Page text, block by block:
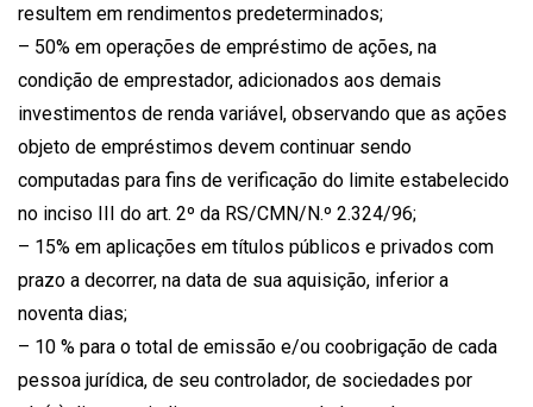
resultem em rendimentos predeterminados;
– 50% em operações de empréstimo de ações, na
condição de emprestador, adicionados aos demais
investimentos de renda variável, observando que as ações
objeto de empréstimos devem continuar sendo
computadas para fins de verificação do limite estabelecido
no inciso III do art. 2º da RS/CMN/N.º 2.324/96;
– 15% em aplicações em títulos públicos e privados com
prazo a decorrer, na data de sua aquisição, inferior a
noventa dias;
– 10 % para o total de emissão e/ou coobrigação de cada
pessoa jurídica, de seu controlador, de sociedades por